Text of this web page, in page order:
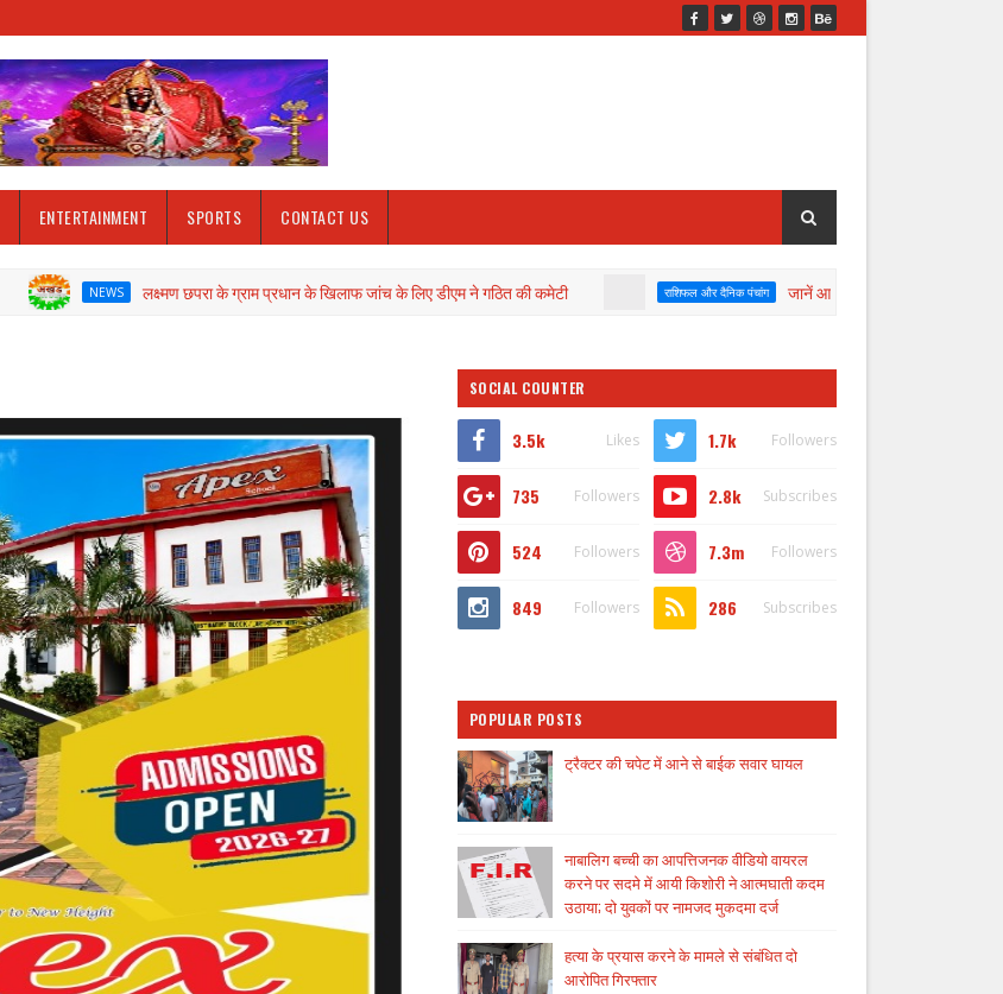
ENTERTAINMENT SPORTS CONTACT US
NEWS लक्ष्मण छपरा के ग्राम प्रधान के खिलाफ जांच के लिए डीएम ने गठित की कमेटी राशिफल और दैनिक पंचांग जानें आज दिनाँक 06/08/2026 का पंचांग व राशिफल
SOCIAL COUNTER
3.5k Likes 1.7k Followers
735 Followers 2.8k Subscribes
524 Followers 7.3m Followers
849 Followers 286 Subscribes
POPULAR POSTS
ट्रैक्टर की चपेट में आने से बाईक सवार घायल
नाबालिग बच्ची का आपत्तिजनक वीडियो वायरल
करने पर सदमे में आयी किशोरी ने आत्मघाती कदम
उठाया; दो युवकों पर नामजद मुकदमा दर्ज
हत्या के प्रयास करने के मामले से संबंधित दो
आरोपित गिरफ्तार